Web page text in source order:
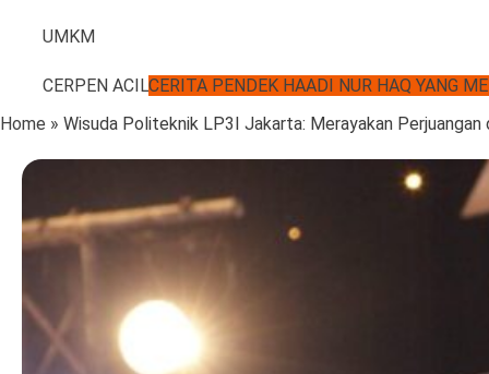
UMKM
CERPEN ACILCERITA PENDEK HAADI NUR HAQ YANG
Home » Wisuda Politeknik LP3I Jakarta: Merayakan